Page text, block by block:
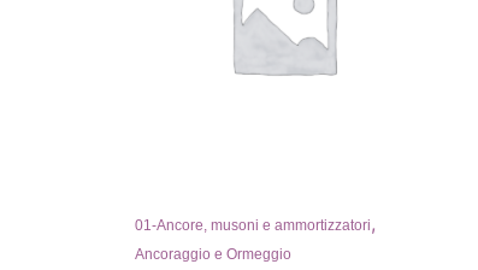
01-Ancore, musoni e ammortizzatori,
Ancoraggio e Ormeggio